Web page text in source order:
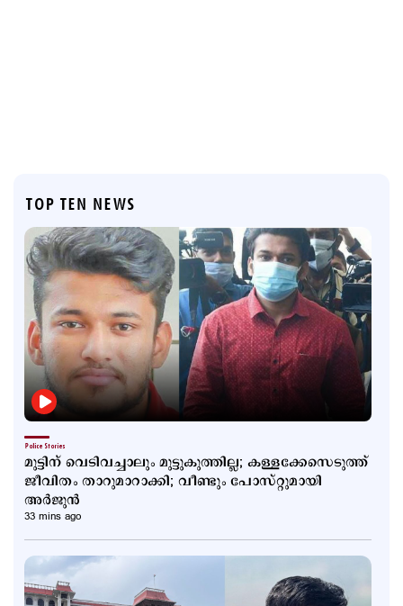
TOP TEN NEWS
Police Stories
മുട്ടിന് വെടിവച്ചാലും മുട്ടുകുത്തില്ല; കള്ളക്കേസെടുത്ത്
ജീവിതം താറുമാറാക്കി; വീണ്ടും പോസ്റ്റുമായി
അര്‍ജുന്‍
33 mins ago